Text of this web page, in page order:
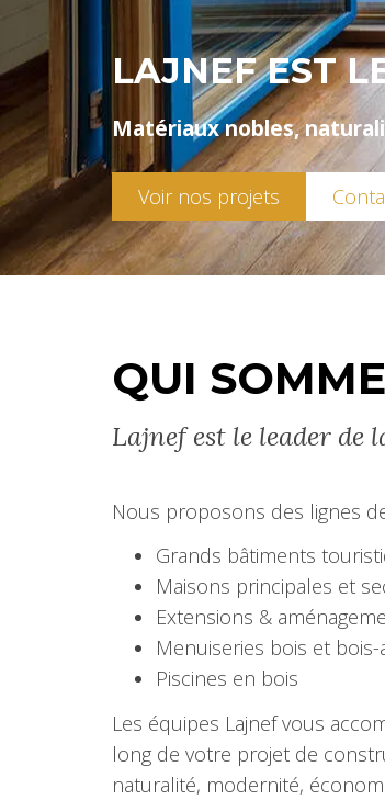
LAJNEF EST
Matériaux nobles,
Voir nos projets
QUI
Lajnef est le leader de
Nous proposons des lignes
Grands bâtiments
Maisons principales et
Extensions &
Menuiseries bois et bois-
Piscines en bois
Les équipes Lajnef vous
long de votre projet de
naturalité, modernité,